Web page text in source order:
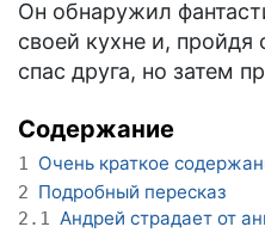
Он обнаружил
своей кухне и,
спас друга, но затем
Содержание
1 Очень краткое
2 Подробный пересказ
2.1 Андрей страдает от